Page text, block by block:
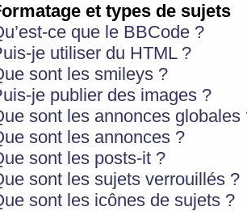
et types de sujets
ce que le BBCode ?
je utiliser du HTML ?
sont les smileys ?
je publier des images ?
sont les annonces globales
sont les annonces ?
sont les posts-it ?
sont les sujets verrouillés ?
sont les icônes de sujets ?